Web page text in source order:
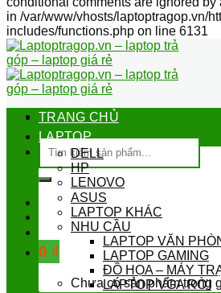
in /var/www/vhosts/laptoptragop.vn/
includes/functions.php on line 6131
Skip
to
content
Tìm
kiếm:
0 ₫
Chưa có sản phẩm trong
TRANG CHỦ
LAPTOP
DELL
HP
LENOVO
ASUS
LAPTOP KHÁC
NHU CẦU
LAPTOP VĂN
LAPTOP GAMING
ĐỒ HỌA – MÁY
LAPTOP VGA RỜI